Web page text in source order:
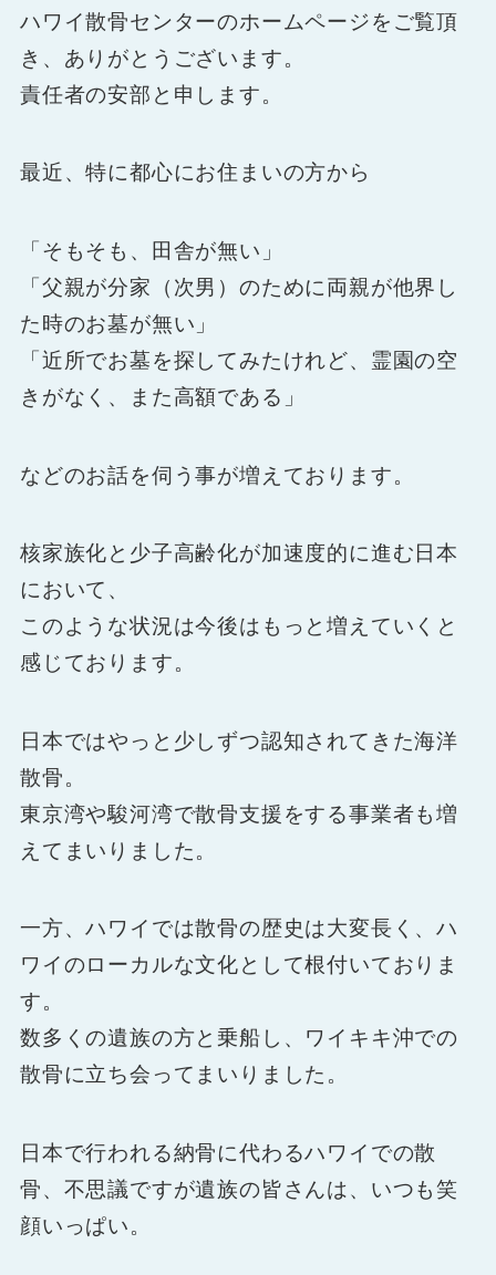
ハワイ散骨センターのホームページをご覧頂
き、ありがとうございます。
責任者の安部と申します。
最近、特に都心にお住まいの方から
「そもそも、田舎が無い」
「父親が分家（次男）のために両親が他界し
た時のお墓が無い」
「近所でお墓を探してみたけれど、霊園の空
きがなく、また高額である」
などのお話を伺う事が増えております。
核家族化と少子高齢化が加速度的に進む日本
において、
このような状況は今後はもっと増えていくと
感じております。
日本ではやっと少しずつ認知されてきた海洋
散骨。
東京湾や駿河湾で散骨支援をする事業者も増
えてまいりました。
一方、ハワイでは散骨の歴史は大変長く、ハ
ワイのローカルな文化として根付いておりま
す。
数多くの遺族の方と乗船し、ワイキキ沖での
散骨に立ち会ってまいりました。
日本で行われる納骨に代わるハワイでの散
骨、不思議ですが遺族の皆さんは、いつも笑
顔いっぱい。